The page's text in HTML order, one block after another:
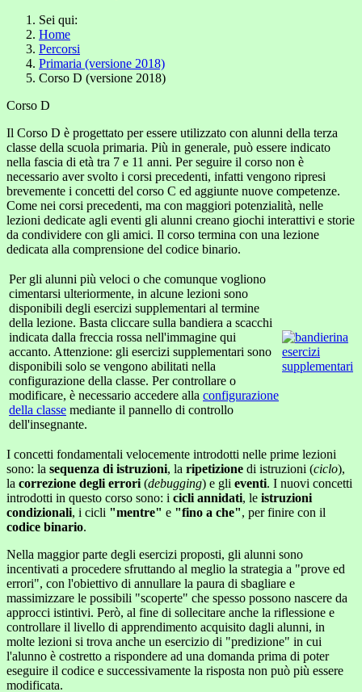
Sei qui:
Home
Percorsi
Primaria (versione 2018)
Corso D (versione 2018)
Corso D
Il Corso D è progettato per essere utilizzato con alunni della terza
classe della scuola primaria. Più in generale, può essere indicato
nella fascia di età tra 7 e 11 anni. Per seguire il corso non è
necessario aver svolto i corsi precedenti, infatti vengono ripresi
brevemente i concetti del corso C ed aggiunte nuove competenze.
Come nei corsi precedenti, ma con maggiori potenzialità, nelle
lezioni dedicate agli eventi gli alunni creano giochi interattivi e storie
da condividere con gli amici. Il corso termina con una lezione
dedicata alla comprensione del codice binario.
Per gli alunni più veloci o che comunque vogliono
cimentarsi ulteriormente, in alcune lezioni sono
disponibili degli esercizi supplementari al termine
della lezione. Basta cliccare sulla bandiera a scacchi
indicata dalla freccia rossa nell'immagine qui
accanto. Attenzione: gli esercizi supplementari sono
disponibili solo se vengono abilitati nella
configurazione della classe. Per controllare o
modificare, è necessario accedere alla configurazione
della classe mediante il pannello di controllo
dell'insegnante.
I concetti fondamentali velocemente introdotti nelle prime lezioni
sono: la sequenza di istruzioni, la ripetizione di istruzioni (ciclo),
la correzione degli errori (debugging) e gli eventi. I nuovi concetti
introdotti in questo corso sono: i cicli annidati, le istruzioni
condizionali, i cicli "mentre" e "fino a che", per finire con il
codice binario.
Nella maggior parte degli esercizi proposti, gli alunni sono
incentivati a procedere sfruttando al meglio la strategia a "prove ed
errori", con l'obiettivo di annullare la paura di sbagliare e
massimizzare le possibili "scoperte" che spesso possono nascere da
approcci istintivi. Però, al fine di sollecitare anche la riflessione e
controllare il livello di apprendimento acquisito dagli alunni, in
molte lezioni si trova anche un esercizio di "predizione" in cui
l'alunno è costretto a rispondere ad una domanda prima di poter
eseguire il codice e successivamente la risposta non può più essere
modificata.